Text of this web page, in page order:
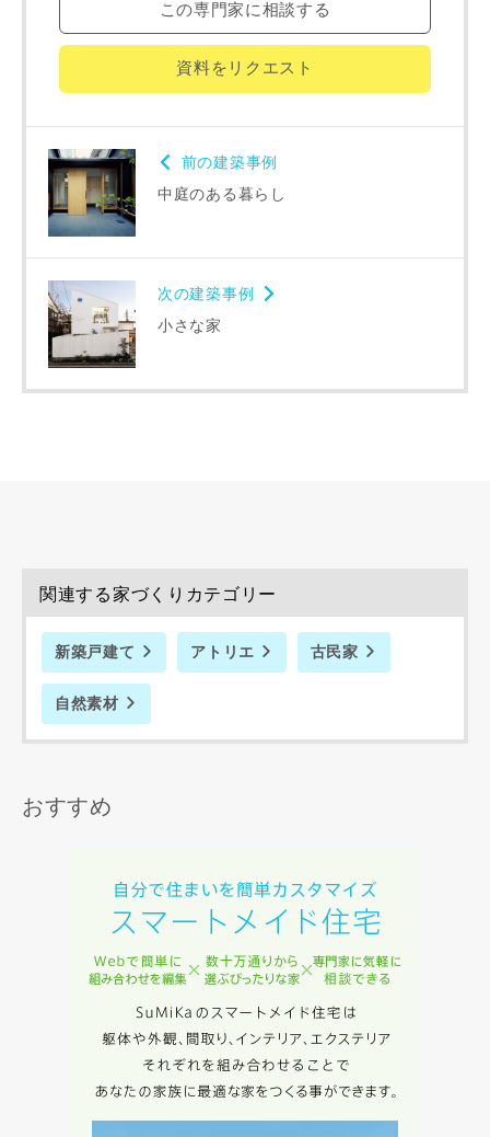
この専門家に相談する
資料をリクエスト
前の建築事例
中庭のある暮らし
次の建築事例
小さな家
関連する家づくりカテゴリー
新築戸建て アトリエ 古民家
自然素材
おすすめ
希望の予算
万円〜 万円
完成希望時期
資料請求にあたっての注意事項
当社は，当社のプライバシーポリシー
に則って，いただい
た情報を利用します。
当社はお客様からいただいた個人情報を，お客様が指定され
た専門家へ提供すること、または当社サービスのご案内のた
めに利用します。
します。
入力内容を送信する
キャンセル
専門家の都合により、資料の送付が遅くなったり、送付でき
ない場合があります。あらかじめご了承ください。
閉じる